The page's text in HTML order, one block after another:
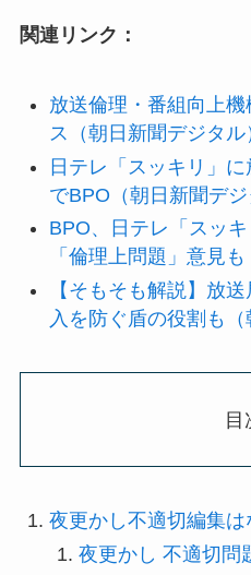
関連リンク：
放送倫理・番組向上
ス（朝日新聞デジタル
日テレ「スッキリ」
でBPO（朝日新聞デジ
BPO、日テレ「スッ
「倫理上問題」意見も
【そもそも解説】放
入を防ぐ盾の役割も（
目
夜更かし不適切編集は
夜更かし 不適切問